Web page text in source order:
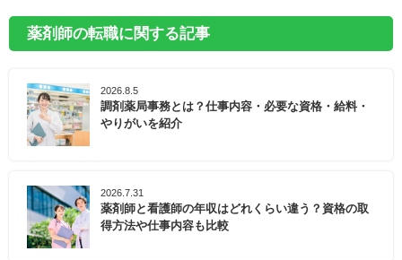
薬剤師の転職に関する記事
2026.8.5
調剤薬局事務とは？仕事内容・必要な資格・給料・
やりがいを紹介
2026.7.31
薬剤師と看護師の年収はどれくらい違う？資格の取
得方法や仕事内容も比較